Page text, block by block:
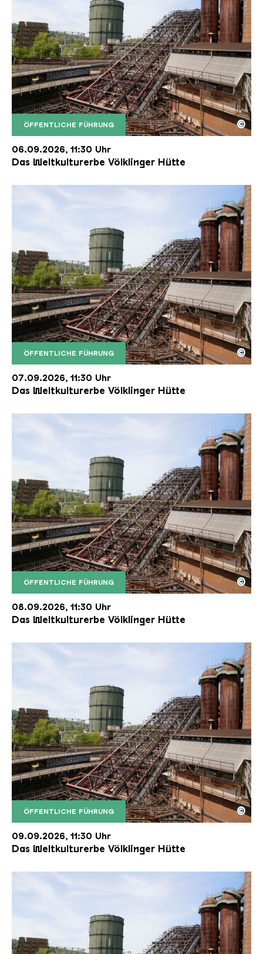
ÖFFENTLICHE FÜHRUNG
Der Erzschrägaufzug der Völklinger Hütte mit
Copyright: Weltkulturerbe Völklinger Hütte | Karl
©
06.09.2026, 11:30 Uhr
Das Weltkulturerbe Völklinger Hütte
ÖFFENTLICHE FÜHRUNG
Der Erzschrägaufzug der Völklinger Hütte mit
Copyright: Weltkulturerbe Völklinger Hütte | Karl
©
07.09.2026, 11:30 Uhr
Das Weltkulturerbe Völklinger Hütte
ÖFFENTLICHE FÜHRUNG
Der Erzschrägaufzug der Völklinger Hütte mit
Copyright: Weltkulturerbe Völklinger Hütte | Karl
©
08.09.2026, 11:30 Uhr
Das Weltkulturerbe Völklinger Hütte
ÖFFENTLICHE FÜHRUNG
Der Erzschrägaufzug der Völklinger Hütte mit
Copyright: Weltkulturerbe Völklinger Hütte | Karl
©
09.09.2026, 11:30 Uhr
Das Weltkulturerbe Völklinger Hütte